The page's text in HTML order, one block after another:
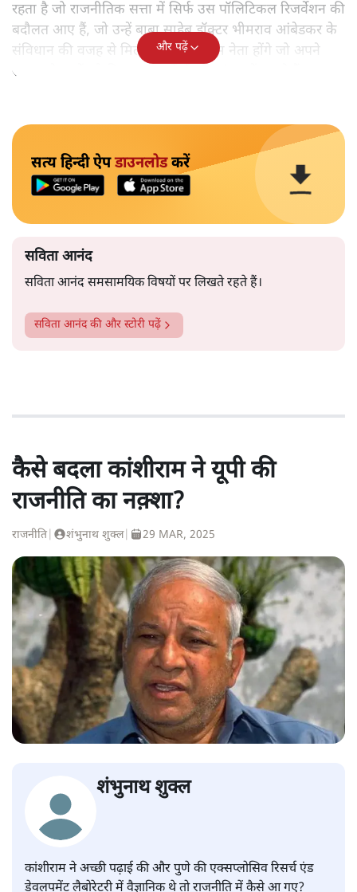
रहता है जो राजनीतिक सत्ता में सिर्फ उस पॉलिटिकल रिजर्वेशन की
बदौलत आए हैं, जो उन्हें बाबा साहेब डॉक्टर भीमराव आंबेडकर के
संविधान की वजह से मिला। ऐसे बहुत कम नेता होंगे जो अपने
समाज के मुद्दों को विधानसभाओं में और संसद में उठाते हैं।
और पढ़ें
सत्य हिन्दी ऐपडाउनलोडकरें
सविता आनंद
सविता आनंद समसामयिक विषयों पर लिखते रहते हैं।
सविता आनंदकी और स्टोरी पढ़ें
कैसे बदला कांशीराम ने यूपी की
राजनीति का नक़्शा?
राजनीति शंभुनाथ शुक्ल| 29 MAR, 2025
शंभुनाथ शुक्ल
कांशीराम ने अच्छी पढ़ाई की और पुणे की एक्सप्लोसिव रिसर्च एंड
डेवलपमेंट लैबोरेटरी में वैज्ञानिक थे तो राजनीति में कैसे आ गए?